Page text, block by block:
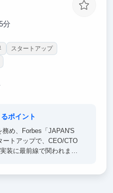
分
スタートアップ
ポイント
め、Forbes「JAPAN'S
トアップで、CEO/CTO
装に最前線で関われま